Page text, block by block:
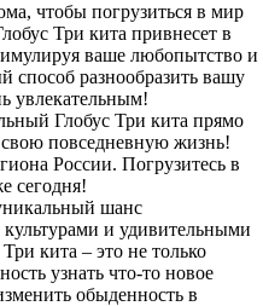
чтобы погрузиться в мир
Три кита привнесет в
ваше любопытство и
способ разнообразить вашу
увлекательным!
Глобус Три кита прямо
свою повседневную жизнь!
России. Погрузитесь в
сегодня!
шанс
и удивительными
кита – это не только
узнать что-то новое
обыденность в